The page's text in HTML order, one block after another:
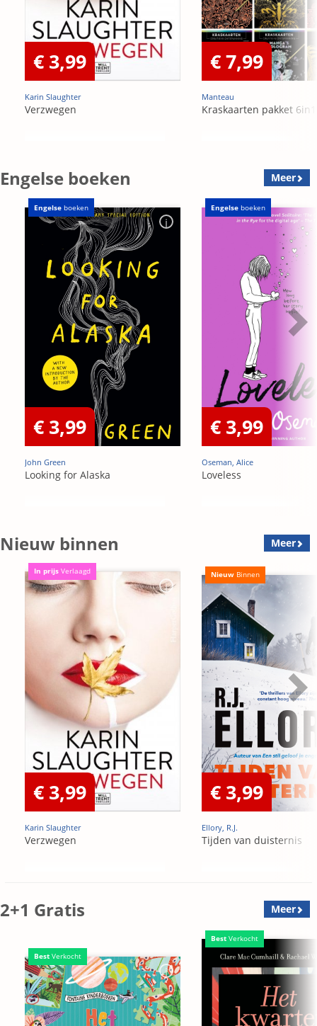
€ 3,99
Karin Slaughter
Verzwegen
€ 7,99
Manteau
Kraskaarten pakket 6in1
Engelse boeken Meer
Engelse boeken
€ 3,99
John Green
Looking for Alaska
Engelse boeken
€ 3,99
Oseman, Alice
Loveless
Nieuw binnen Meer
In prijs Verlaagd
€ 3,99
Karin Slaughter
Verzwegen
Nieuw Binnen
€ 3,99
Ellory, R.J.
Tijden van duisternis
2+1 Gratis Meer
Best Verkocht
Best Verkocht